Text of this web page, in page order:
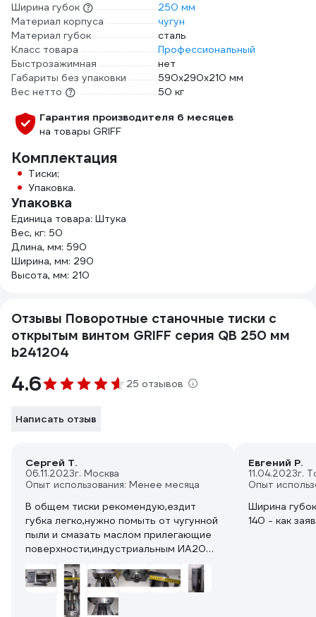
Ширина губок
250 мм
Материал корпуса
чугун
Материал губок
сталь
Класс товара
Профессиональный
Быстрозажимная
нет
Габариты без упаковки
590х290х210 мм
Вес нетто
50 кг
Гарантия производителя 6 месяцев
на товары GRIFF
Комплектация
Тиски;
Упаковка.
Упаковка
Единица товара: Штука
Вес, кг: 50
Длина, мм: 590
Ширина, мм: 290
Высота, мм: 210
Отзывы Поворотные станочные тиски с
открытым винтом GRIFF серия QB 250 мм
b241204
4.6 25 отзывов
Написать отзыв
Сергей Т.
06.11.2023г. Москва
Опыт использования: Менее месяца
В общем тиски рекомендую,ездит
губка легко,нужно помыть от чугунной
пыли и смазать маслом прилегающие
поверхности,индустриальным ИА20
или моторным остатков если есть
машина его много.Винт лучше
шлифануть бумагой зернистость
Евгений Р.
11.04.2023г.
Опыт
Ширина
140 - как